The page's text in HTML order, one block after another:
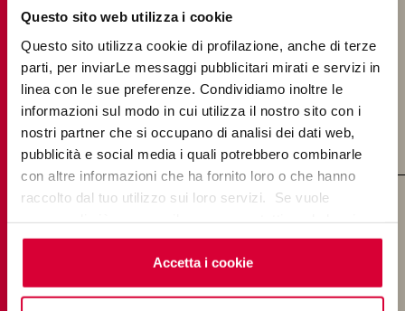
Questo sito web utilizza i cookie
Questo sito utilizza cookie di profilazione, anche di terze
parti, per inviarLe messaggi pubblicitari mirati e servizi in
linea con le sue preferenze. Condividiamo inoltre le
informazioni sul modo in cui utilizza il nostro sito con i
nostri partner che si occupano di analisi dei dati web,
pubblicità e social media i quali potrebbero combinarle
con altre informazioni che ha fornito loro o che hanno
raccolto dal tuo utilizzo sui loro servizi. Se vuole
cookieclicchi qui. Il consenso può essere espresso
cliccando sul tasto “Accetta i cookie”. Se non vuole i
cookie di profilazione può negare il consenso sul tasto
Accetta i cookie
your design ideas. Discover all our flooring and
cladding proposals and start designing your
spaces with elegance and sophistication.